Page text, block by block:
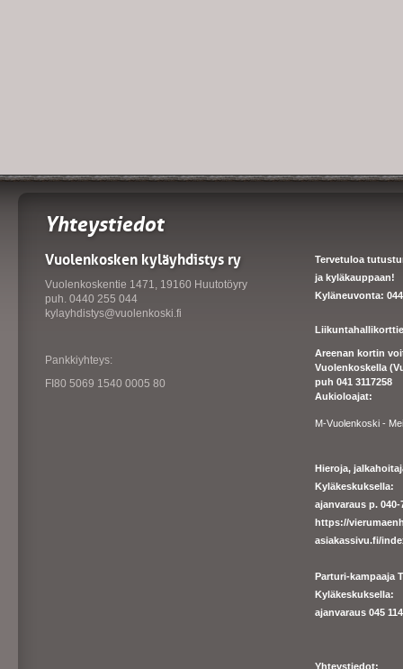
Yhteystiedot
Vuolenkosken kyläyhdistys ry
Vuolenkoskentie 1471, 19160 Huutotöyry
puh. 0440 255 044
kylayhdistys@vuolenkoski.fi
Pankkiyhteys:
FI80 5069 1540 0005 80
Tervetuloa
ja kyläkauppaan!
Kyläneuvonta: 044
Areenan kortin
Vuolenkoskella
puh 041 3117258
Aukioloajat:
M-Vuolenkoski -
Hieroja,
Kyläkeskuksella:
ajanvaraus p.
https://
asiakassivu.fi/
Parturi-kampaaja
Kyläkeskuksella:
ajanvaraus 045
Yhteystiedot: